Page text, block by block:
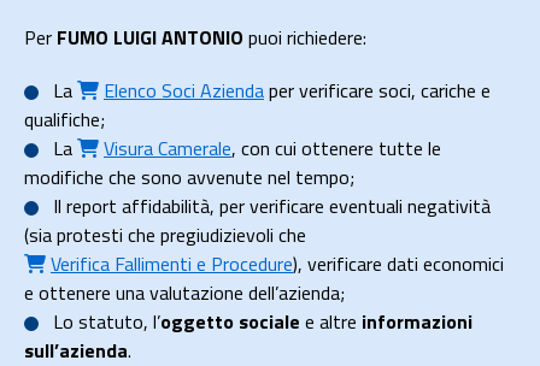
Per FUMO LUIGI ANTONIO puoi richiedere:
La
Elenco Soci Aziendaper verificare soci, cariche e
qualifiche;
La
Visura Camerale, con cui ottenere tutte le
modifiche che sono avvenute nel tempo;
Il report affidabilità, per verificare eventuali negatività
(sia protesti che pregiudizievoli che
Verifica Fallimenti e Procedure), verificare dati economici
e ottenere una valutazione dell’azienda;
Lo statuto, l’oggetto sociale e altre informazioni
sull’azienda.